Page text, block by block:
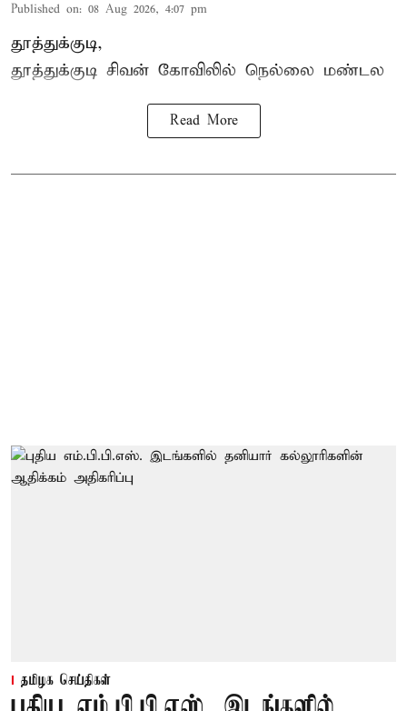
Published on: 08 Aug 2026, 4:07 pm
தூத்துக்குடி,
தூத்துக்குடி சிவன் கோவிலில் நெல்லை மண்டல
Read More
தமிழக செய்திகள்